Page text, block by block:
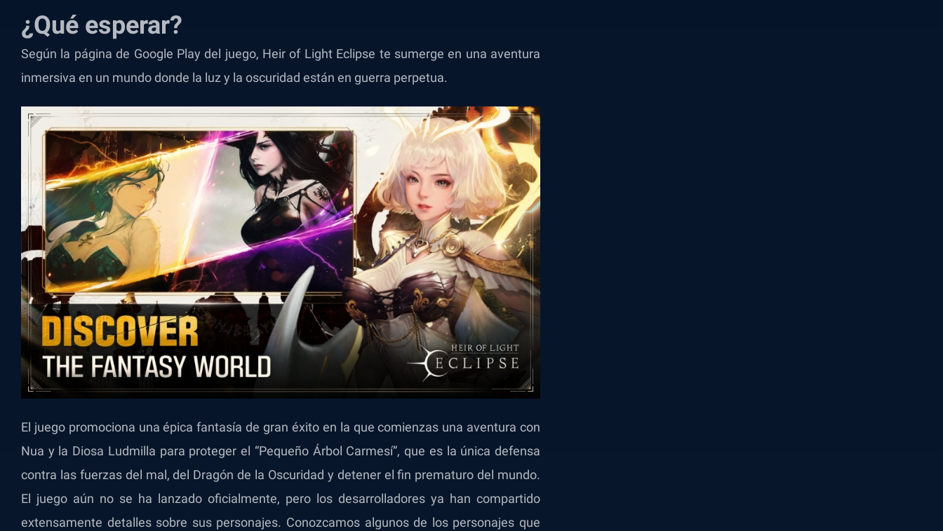
¿Qué esperar?
Según la página de Google Play del juego, Heir of Light Eclipse te sumerge en una aventura
inmersiva en un mundo donde la luz y la oscuridad están en guerra perpetua.
El juego promociona una épica fantasía de gran éxito en la que comienzas una aventura con
Nua y la Diosa Ludmilla para proteger el “Pequeño Árbol Carmesí”, que es la única defensa
contra las fuerzas del mal, del Dragón de la Oscuridad y detener el fin prematuro del mundo.
El juego aún no se ha lanzado oficialmente, pero los desarrolladores ya han compartido
extensamente detalles sobre sus personajes. Conozcamos algunos de los personajes que